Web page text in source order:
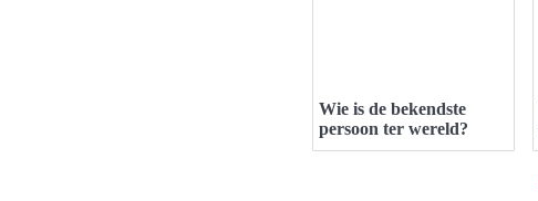
Wie is de bekendste
persoon ter wereld?